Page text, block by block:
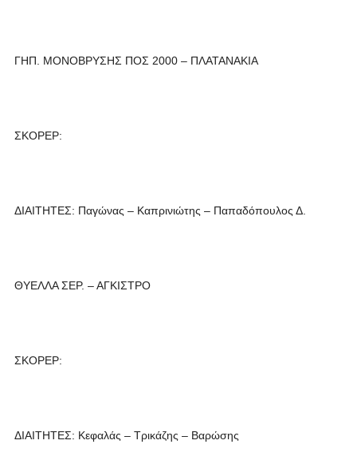
ΓΗΠ. ΜΟΝΟΒΡΥΣΗΣ ΠΟΣ 2000 – ΠΛΑΤΑΝΑΚΙΑ
ΣΚΟΡΕΡ:
ΔΙΑΙΤΗΤΕΣ: Παγώνας – Καπρινιώτης – Παπαδόπουλος Δ.
ΘΥΕΛΛΑ ΣΕΡ. – ΑΓΚΙΣΤΡΟ
ΣΚΟΡΕΡ:
ΔΙΑΙΤΗΤΕΣ: Κεφαλάς – Τρικάζης – Βαρώσης